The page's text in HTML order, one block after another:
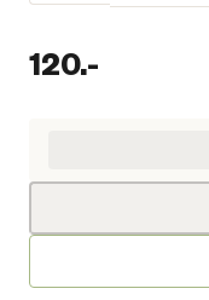
120.-